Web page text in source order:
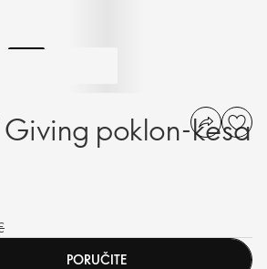
Giving poklon-kesa
PORUČITE